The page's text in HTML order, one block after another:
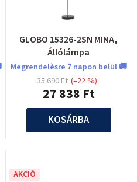
GLOBO 15326-2SN MINA,
Állólámpa
Megrendelèsre 7 napon belül 🚚
27 838 Ft
35 690 Ft (–22 %)
KOSÁRBA
AKCIÓ